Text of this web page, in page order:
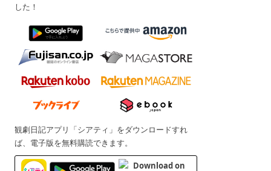
した！
観劇日記アプリ「シアティ」をダウンロードすれ
ば、電子版を無料購読できます。